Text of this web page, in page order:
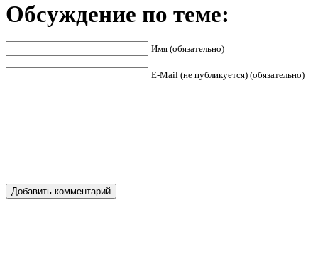
Обсуждение по теме:
Имя (обязательно)
E-Mail (не публикуется) (обязательно)